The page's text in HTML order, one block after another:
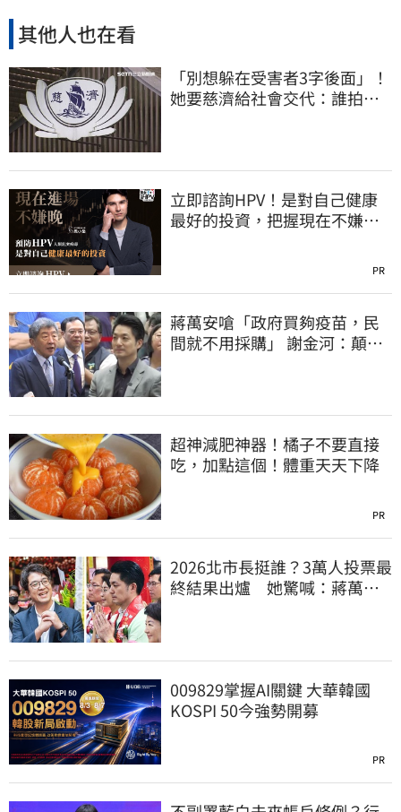
其他人也在看
「別想躲在受害者3字後面」！
她要慈濟給社會交代：誰拍板
立即諮詢HPV！是對自己健康
最好的投資，把握現在不嫌
PR
蔣萬安嗆「政府買夠疫苗，民
間就不用採購」 謝金河：顛倒
超神減肥神器！橘子不要直接
吃，加點這個！體重天天下降
PR
2026北市長挺誰？3萬人投票最
終結果出爐 她驚喊：蔣萬安
009829掌握AI關鍵 大華韓國
KOSPI 50今強勢開募
PR